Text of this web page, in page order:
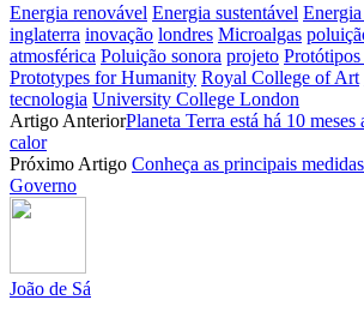
Energia renovável Energia sustentável
inglaterra inovação londres Microalgas
atmosférica Poluição sonora projeto
Prototypes for Humanity Royal College of Art
tecnologia University College London
Artigo AnteriorPlaneta Terra está há 10 meses
calor
Próximo Artigo Conheça as principais
Governo
João de Sá